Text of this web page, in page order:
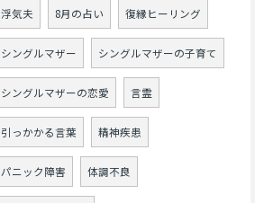
浮気夫 8月の占い 復縁ヒーリング
シングルマザー シングルマザーの子育て
シングルマザーの恋愛 言霊
引っかかる言葉 精神疾患
パニック障害 体調不良